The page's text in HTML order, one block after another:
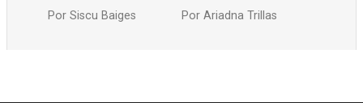
PorSiscu Baiges Por Ariadna Trillas